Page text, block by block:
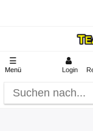
☰
Menü Login